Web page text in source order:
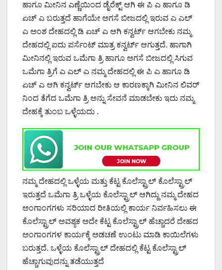
ಹಾಗೂ ಮೀನಿನ ಎಣ್ಣೆಯಿಂದ ಡೈರೆಕ್ಟ್ ಆಗಿ ಈ ಪಿ ಎ ಹಾಗೂ ಡಿ
ಏಚ್ ಎ ಬರುತ್ತದೆ ಹಾಗೆಯೇ ಅಗಸೆ ಬೀಜದಲ್ಲಿ ಇರುವ ಎ ಎಲ್
ಎ ಅಂಶ ದೇಹದಲ್ಲಿ ಡಿ ಏಚ್ ಎ ಆಗಿ ಕನ್ವರ್ಟ್ ಆಗಬೇಕು ನಮ್ಮ
ದೇಹದಲ್ಲಿ ಐದು ಪರ್ಸೆಂಟ್ ಮಾತ್ರ ಕನ್ವರ್ಟ್ ಆಗುತ್ತದೆ. ಹಾಗಾಗಿ
ಮೀನಿನಲ್ಲಿ ಇರುವ ಒಮೆಗಾ ತ್ರಿ ಹಾಗೂ ಅಗಸೆ ಬೀಜದಲ್ಲಿ ಸಿಗುವ
ಒಮೆಗಾ ತ್ರಿಗೆ ಎ ಎಲ್ ಎ ನಮ್ಮ ದೇಹದಲ್ಲಿ ಈ ಪಿ ಎ ಹಾಗೂ ಡಿ
ಏಚ್ ಎ ಆಗಿ ಕನ್ವರ್ಟ್ ಆಗಬೇಕು ಆ ಕಾರಣಕ್ಕಾಗಿ ಮೀನಿನ ಲಿವರ್
ನಿಂದ ತೆಗೆದ ಒಮೆಗಾ ತ್ರಿ ಅನ್ನು ಸೇವನೆ ಮಾಡಬೇಕು ಇದು ನಮ್ಮ
ದೇಹಕ್ಕೆ ತುಂಬ ಒಳ್ಳೆಯದು .
ನಮ್ಮ ದೇಹದಲ್ಲಿ ಒಳ್ಳೆಯ ಮತ್ತು ಕೆಟ್ಟ ಕೊಲೆಸ್ಟ್ರಾಲ್ ಕೊಲೆಸ್ಟ್ರಾಲ್
ಇರುತ್ತದೆ ಒಮೆಗಾ ತ್ರಿ ಒಳ್ಳೆಯ ಕೊಲೆಸ್ಟ್ರಾಲ್ ಆಗಿದ್ದು ನಮ್ಮ ದೇಹದ
ಅಂಗಾಂಗಗಳು ಸರಿಯಾದ ರೀತಿಯಲ್ಲಿ ಕಾರ್ಯ ನಿರ್ವಹಿಸಲು ಈ
ಕೊಲೆಸ್ಟ್ರಾಲ್ ಅವಶ್ಯಕ ಅದೇ ಕೆಟ್ಟ ಕೊಲೆಸ್ಟ್ರಾಲ್ ಹೆಚ್ಚಾದರೆ ದೇಹದ
ಅಂಗಾಂಗಗಳ ಕಾರ್ಯಕ್ಕೆ ಅಡಚಣೆ ಉಂಟು ಮಾಡಿ ಕಾಯಿಲೆಗಳು
ಬರುತ್ತದೆ. ಒಳ್ಳೆಯ ಕೊಲೆಸ್ಟ್ರಾಲ್ ದೇಹದಲ್ಲಿ ಕೆಟ್ಟ ಕೊಲೆಸ್ಟ್ರಾಲ್
ಹೆಚ್ಚಾಗುವುದನ್ನು ತಡೆಯುತ್ತದೆ